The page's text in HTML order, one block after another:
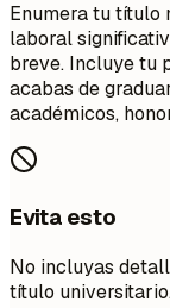
Enumera tu título
laboral
breve. Incluye tu
acabas de
académicos,
Evita esto
No incluyas
título